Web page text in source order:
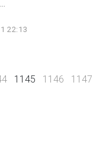
22:13
1145 (current)
1146 1147